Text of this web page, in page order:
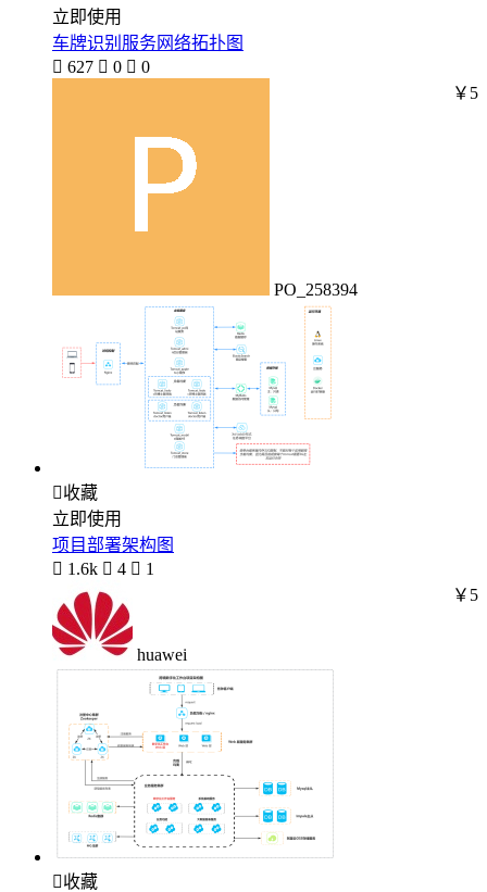
立即使用
车牌识别服务网络拓扑图
 627  0  0
PO_258394
￥5
收藏
立即使用
项目部署架构图
 1.6k  4  1
huawei
￥5
收藏